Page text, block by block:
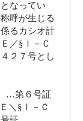
なってい
呼が生じる
るカシオ計
／§Ｉ－Ｃ
２７号とし
…第６号証
＼§Ｉ－Ｃ